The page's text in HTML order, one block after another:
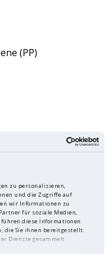
zu personalisieren,
und die Zugriffe auf
wir Informationen zu
für soziale Medien,
diese Informationen
die Sie ihnen bereitgestellt
Dienste gesammelt
(PP)